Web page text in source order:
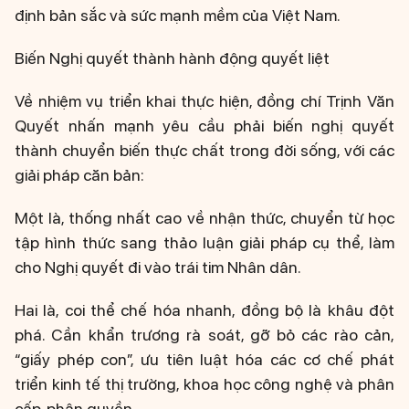
định bản sắc và sức mạnh mềm của Việt Nam.
Biến Nghị quyết thành hành động quyết liệt
Về nhiệm vụ triển khai thực hiện, đồng chí Trịnh Văn
Quyết nhấn mạnh yêu cầu phải biến nghị quyết
thành chuyển biến thực chất trong đời sống, với các
giải pháp căn bản:
Một là, thống nhất cao về nhận thức, chuyển từ học
tập hình thức sang thảo luận giải pháp cụ thể, làm
cho Nghị quyết đi vào trái tim Nhân dân.
Hai là, coi thể chế hóa nhanh, đồng bộ là khâu đột
phá. Cần khẩn trương rà soát, gỡ bỏ các rào cản,
“giấy phép con”, ưu tiên luật hóa các cơ chế phát
triển kinh tế thị trường, khoa học công nghệ và phân